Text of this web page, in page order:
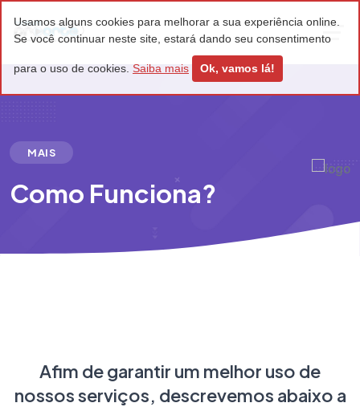
MAIS
Como Funciona?
Afim de garantir um melhor uso de
nossos serviços, descrevemos abaixo a
Usamos alguns cookies para melhorar a sua experiência online.
Se você continuar neste site, estará dando seu consentimento
para o uso de cookies. Saiba mais Ok, vamos lá!